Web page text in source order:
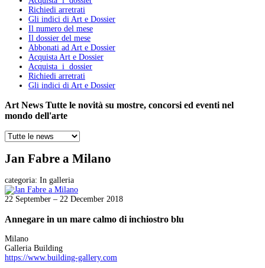
Richiedi arretrati
Gli indici di Art e Dossier
Il numero del mese
Il dossier del mese
Abbonati ad Art e Dossier
Acquista Art e Dossier
Acquista i dossier
Richiedi arretrati
Gli indici di Art e Dossier
Art News Tutte le novità su mostre, concorsi ed eventi nel
mondo dell'arte
Jan Fabre a Milano
categoria: In galleria
22 September – 22 December 2018
Annegare in un mare calmo di inchiostro blu
Milano
Galleria Building
https://www.building-gallery.com